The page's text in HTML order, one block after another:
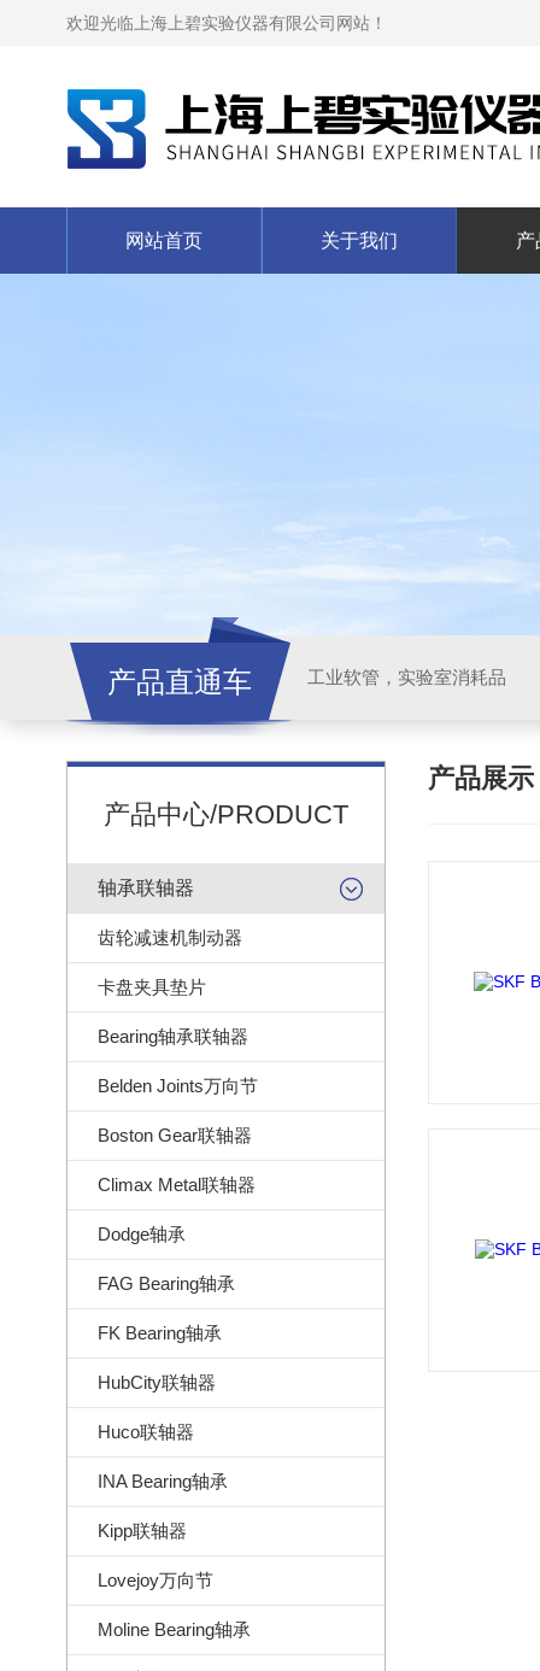
欢迎光临上海上碧实验仪器有限公司网站！
网站首页 关于我们 产
产品直通车 工业软管，实验室消耗品
产品中心/PRODUCT
轴承联轴器
齿轮减速机制动器
卡盘夹具垫片
Bearing轴承联轴器
Belden Joints万向节
Boston Gear联轴器
Climax Metal联轴器
Dodge轴承
FAG Bearing轴承
FK Bearing轴承
HubCity联轴器
Huco联轴器
INA Bearing轴承
Kipp联轴器
Lovejoy万向节
Moline Bearing轴承
产品展示